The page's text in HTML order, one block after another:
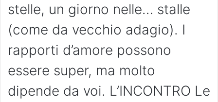
stelle, un giorno nelle… stalle
(come da vecchio adagio). I
rapporti d’amore possono
essere super, ma molto
dipende da voi. L’INCONTRO Le